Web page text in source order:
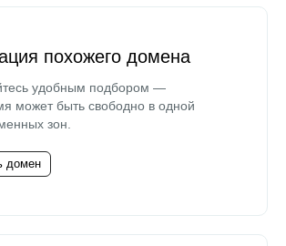
похожего домена
удобным подбором —
может быть свободно в одной
зон.
домен